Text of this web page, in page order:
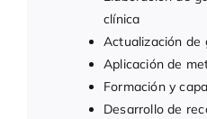
clínica
Actualización de
Aplicación de
Formación y
Desarrollo de